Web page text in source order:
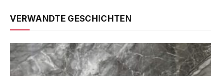
VERWANDTE GESCHICHTEN